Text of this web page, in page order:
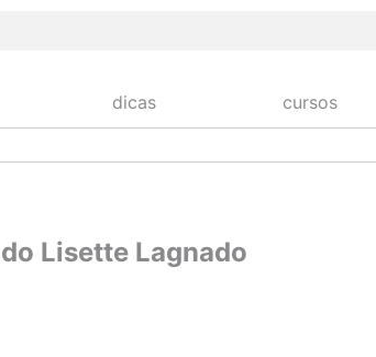
dicas cursos
Lisette Lagnado